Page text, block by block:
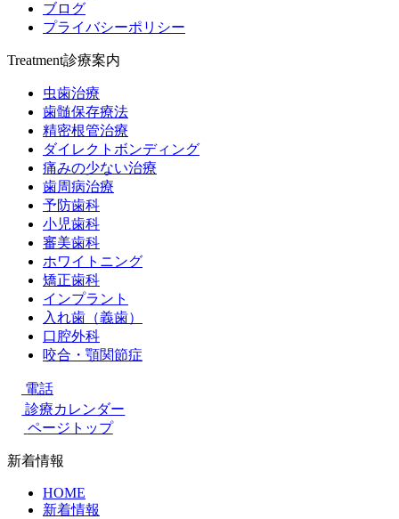
ブログ
プライバシーポリシー
Treatment診療案内
虫歯治療
歯髄保存療法
精密根管治療
ダイレクトボンディング
痛みの少ない治療
歯周病治療
予防歯科
小児歯科
審美歯科
ホワイトニング
矯正歯科
インプラント
入れ歯（義歯）
口腔外科
咬合・顎関節症
電話
診療カレンダー
ページトップ
新着情報
HOME
新着情報